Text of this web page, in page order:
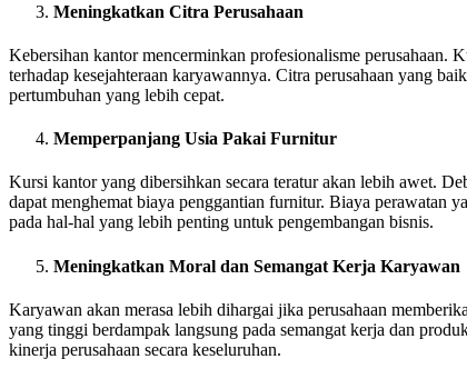
Meningkatkan Citra Perusahaan
Kebersihan kantor mencerminkan profesionalisme perusahaan.
terhadap kesejahteraan karyawannya. Citra perusahaan yang
pertumbuhan yang lebih cepat.
Memperpanjang Usia Pakai Furnitur
Kursi kantor yang dibersihkan secara teratur akan lebih awet.
dapat menghemat biaya penggantian furnitur. Biaya perawatan
pada hal-hal yang lebih penting untuk pengembangan bisnis.
Meningkatkan Moral dan Semangat Kerja Karyawan
Karyawan akan merasa lebih dihargai jika perusahaan
yang tinggi berdampak langsung pada semangat kerja dan
kinerja perusahaan secara keseluruhan.